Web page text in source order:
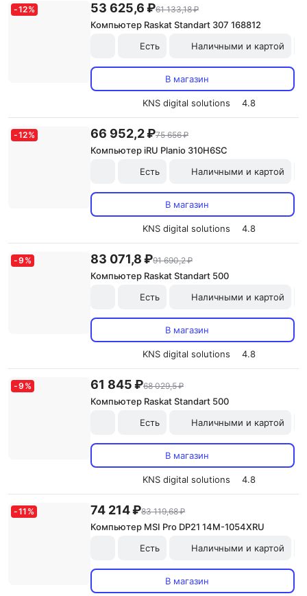
-12% 53 625,6 ₽61 133,18 ₽
Компьютер Raskat Standart 307 168812
Есть
Наличными и картой
В магазин
KNS digital solutions 4.8
-12% 66 952,2 ₽75 656 ₽
Компьютер iRU Planio 310H6SC
Есть
Наличными и картой
В магазин
KNS digital solutions 4.8
-9 % 83 071,8 ₽91 690,2 ₽
Компьютер Raskat Standart 500
Есть
Наличными и картой
В магазин
KNS digital solutions 4.8
-9 % 61 845 ₽68 029,5 ₽
Компьютер Raskat Standart 500
Есть
Наличными и картой
В магазин
KNS digital solutions 4.8
-11 % 74 214 ₽83 119,68 ₽
Компьютер MSI Pro DP21 14M-1054XRU
Есть
Наличными и картой
В магазин